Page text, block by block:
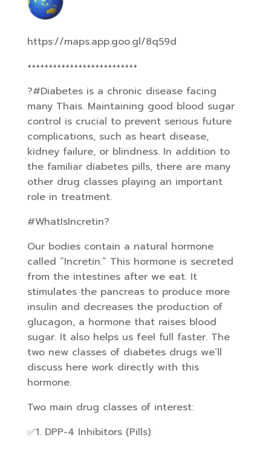
https://maps.app.goo.gl/8q59d
++++++++++++++++++++++++++
?#Diabetes is a chronic disease facing
many Thais. Maintaining good blood sugar
control is crucial to prevent serious future
complications, such as heart disease,
kidney failure, or blindness. In addition to
the familiar diabetes pills, there are many
other drug classes playing an important
role in treatment.
#WhatIsIncretin?
Our bodies contain a natural hormone
called “Incretin.” This hormone is secreted
from the intestines after we eat. It
stimulates the pancreas to produce more
insulin and decreases the production of
glucagon, a hormone that raises blood
sugar. It also helps us feel full faster. The
two new classes of diabetes drugs we’ll
discuss here work directly with this
hormone.
Two main drug classes of interest:
✅1. DPP-4 Inhibitors (Pills):